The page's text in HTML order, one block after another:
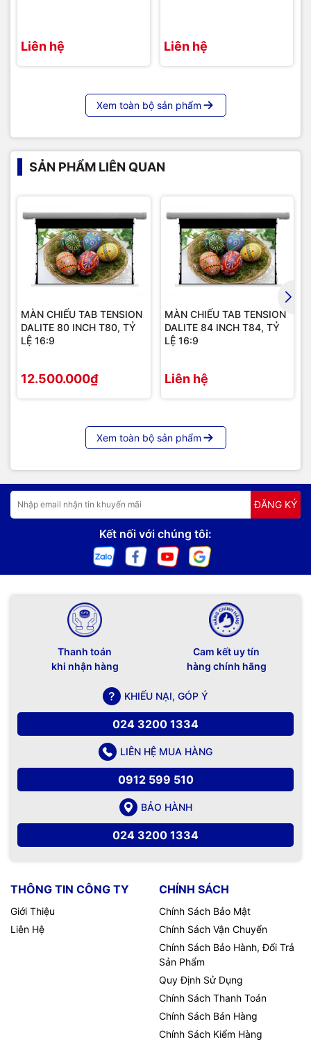
Tension Dalite tỷ lệ 4:3
=>> Liên hệ ngay với chúng tôi để được tư vấn rõ hơn về
sản phẩm:
Email:avc.hanoi@gmail.com
Website:AVC.vn
Liên hệ Liên hệ
Xem toàn bộ sản phẩm
SẢN PHẨM LIÊN QUAN
MÀN CHIẾU TAB TENSION
DALITE 80 INCH T80, TỶ
LỆ 16:9
12.500.000₫
MÀN CHIẾU TAB TENSION
DALITE 84 INCH T84, TỶ
LỆ 16:9
Liên hệ
Xem toàn bộ sản phẩm
ĐĂNG KÝ
Kết nối với chúng tôi:
Thanh toán
khi nhận hàng
Cam kết uy tín
hàng chính hãng
KHIẾU NẠI, GÓP Ý
024 3200 1334
LIÊN HỆ MUA HÀNG
0912 599 510
BẢO HÀNH
024 3200 1334
THÔNG TIN CÔNG TY
Giới Thiệu
Liên Hệ
CHÍNH SÁCH
Chính Sách Bảo Mật
Chính Sách Vận Chuyển
Chính Sách Bảo Hành, Đổi Trả
Sản Phẩm
Quy Định Sử Dụng
Chính Sách Thanh Toán
Chính Sách Bán Hàng
Chính Sách Kiểm Hàng